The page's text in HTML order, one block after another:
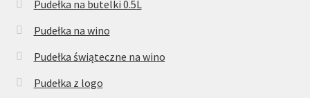
Pudełka na butelki 0.5L
Pudełka na wino
Pudełka świąteczne na wino
Pudełka z logo